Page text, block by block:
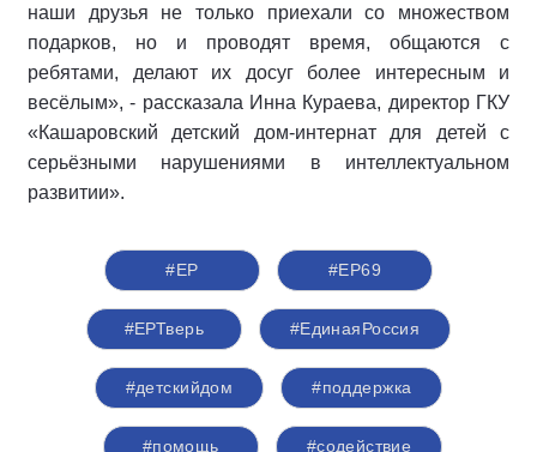
наши друзья не только приехали со множеством
подарков, но и проводят время, общаются с
ребятами, делают их досуг более интересным и
весёлым», - рассказала Инна Кураева, директор ГКУ
«Кашаровский детский дом-интернат для детей с
серьёзными нарушениями в интеллектуальном
развитии».
#ЕР #ЕР69
#ЕРТверь #ЕдинаяРоссия
#детскийдом #поддержка
#помощь #содействие